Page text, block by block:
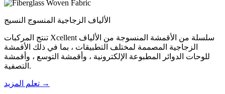
الألياف الزجاجية المنسوج النسيج
تنتج المركبات Xcellent سلسلة من الأقمشة المنسوجة من الألياف
الزجاجية المصممة لمختلف التطبيقات ، بما في ذلك الأقمشة
للوحات الدوائر المطبوعة الإلكترونية ، وأقمشة التوسع ، وأقمشة
التصفية.
تعلم المزيد →